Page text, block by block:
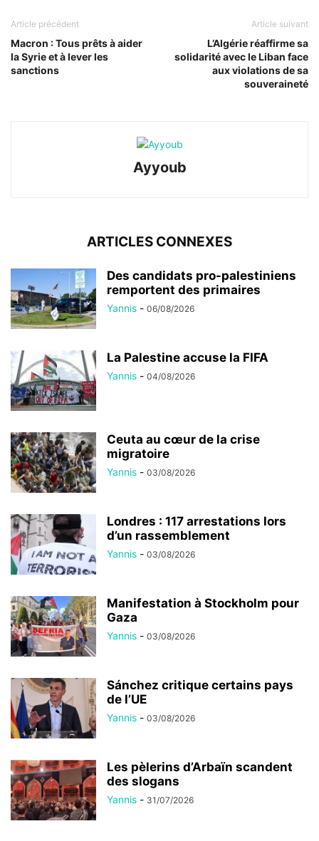
Article précédent
Macron : Tous prêts à aider
la Syrie et à lever les
sanctions
Article suivant
L’Algérie réaffirme sa
solidarité avec le Liban face
aux violations de sa
souveraineté
Ayyoub
ARTICLES CONNEXES
Des candidats pro-palestiniens
remportent des primaires
Yannis - 06/08/2026
La Palestine accuse la FIFA
Yannis - 04/08/2026
Ceuta au cœur de la crise
migratoire
Yannis - 03/08/2026
Londres : 117 arrestations lors
d’un rassemblement
Yannis - 03/08/2026
Manifestation à Stockholm pour
Gaza
Yannis - 03/08/2026
Sánchez critique certains pays
de l’UE
Yannis - 03/08/2026
Les pèlerins d’Arbaïn scandent
des slogans
Yannis - 31/07/2026